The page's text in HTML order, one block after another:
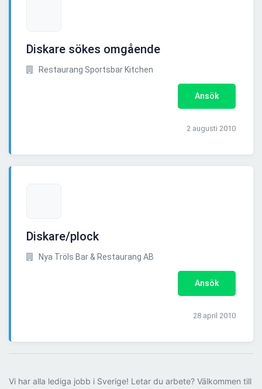
Diskare sökes omgående
Restaurang Sportsbar Kitchen
Ansök
2 augusti 2010
Diskare/plock
Nya Tröls Bar & Restaurang AB
Ansök
28 april 2010
Vi har alla lediga jobb i Sverige! Letar du arbete? Välkommen till